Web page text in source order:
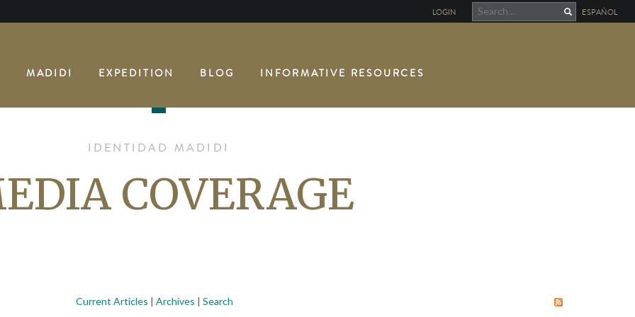
MADIDI EXPEDITION BLOG INFORMATIVE RESOURCES
LOGIN ESPAÑOL
IDENTIDAD MADIDI
COVERAGE
Current Articles | Archives | Search